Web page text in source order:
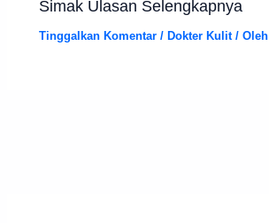
Simak Ulasan Selengkapnya
Tinggalkan Komentar / Dokter Kulit/ Oleh